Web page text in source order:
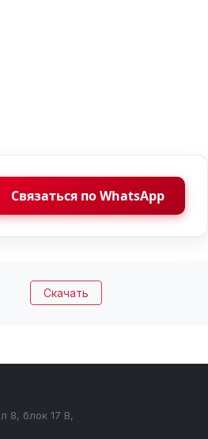
Связаться по WhatsApp
Скачать
8, блок 17 В,